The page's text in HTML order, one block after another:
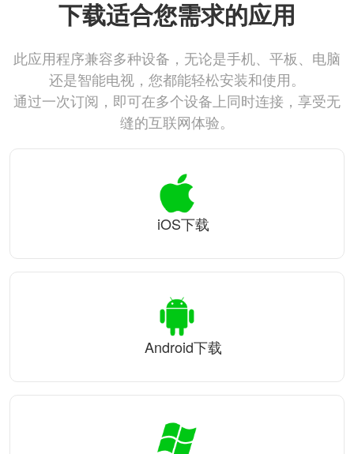
下载适合您需求的应用
此应用程序兼容多种设备，无论是手机、平板、电脑
还是智能电视，您都能轻松安装和使用。
通过一次订阅，即可在多个设备上同时连接，享受无
缝的互联网体验。
iOS下载
Android下载